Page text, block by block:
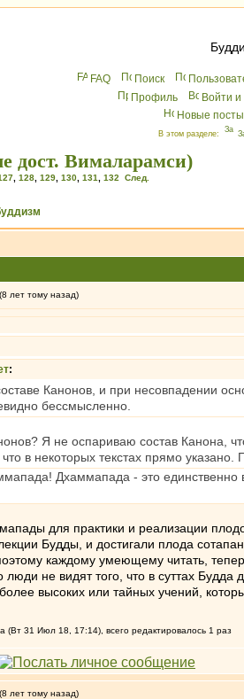
FAQ Поиск
Профиль
Войти
Новые посты
В этом разделе:
дост. Вималарамси)
128 129 130 131 132 След.
лет тому назад)
:
Канонов, и при несовпадении
бессмысленно.
Я не оспариваю состав Канона,
в некоторых текстах прямо
Дхаммапада - это
для практики и реализации
Будды, и достигали плода
каждому умеющему читать,
люди не видят того, что в суттах
высоких или тайных учений,
(Вт 31 Июл 18, 17:14), всего редактировалось 1 раз
лет тому назад)